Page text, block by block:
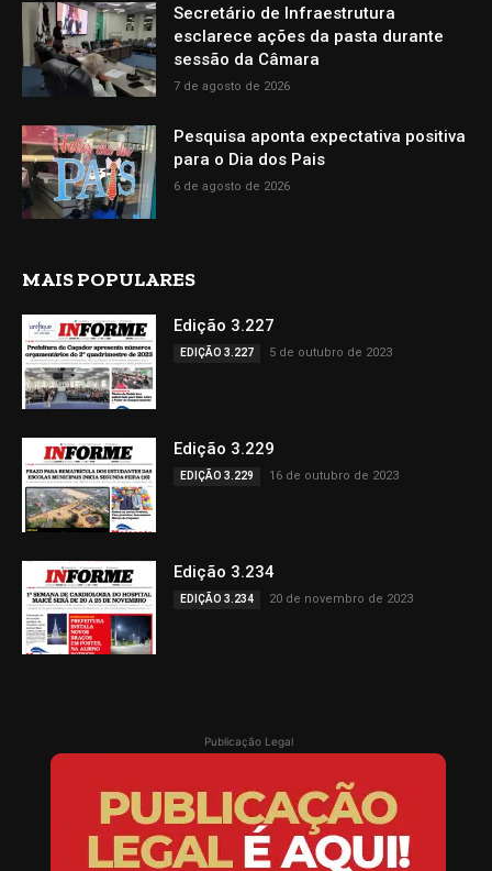
Secretário de Infraestrutura
esclarece ações da pasta durante
sessão da Câmara
7 de agosto de 2026
Pesquisa aponta expectativa positiva
para o Dia dos Pais
6 de agosto de 2026
MAIS POPULARES
Edição 3.227
EDIÇÃO 3.227 5 de outubro de 2023
Edição 3.229
EDIÇÃO 3.229 16 de outubro de 2023
Edição 3.234
EDIÇÃO 3.234 20 de novembro de 2023
Publicação Legal